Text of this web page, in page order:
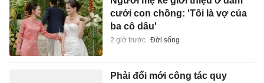
cưới con chồng: 'Tôi là vợ của
ba cô dâu'
2 giờ trước Đời sống
Phải đổi mới công tác quy